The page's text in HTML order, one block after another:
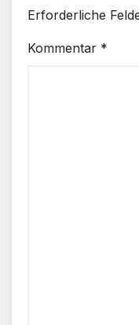
Erforderliche
Kommentar *